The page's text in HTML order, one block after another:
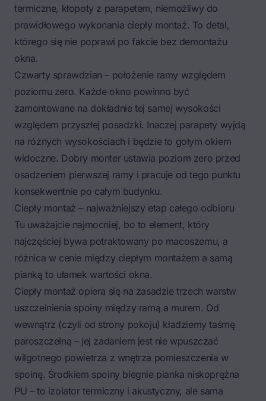
termiczne, kłopoty z parapetem, niemożliwy do
prawidłowego wykonania ciepły montaż. To detal,
którego się nie poprawi po fakcie bez demontażu
okna.
Czwarty sprawdzian – położenie ramy względem
poziomu zero. Każde okno powinno być
zamontowane na dokładnie tej samej wysokości
względem przyszłej posadzki. Inaczej parapety wyjdą
na różnych wysokościach i będzie to gołym okiem
widoczne. Dobry monter ustawia poziom zero przed
osadzeniem pierwszej ramy i pracuje od tego punktu
konsekwentnie po całym budynku.
Ciepły montaż – najważniejszy etap całego odbioru
Tu uważajcie najmocniej, bo to element, który
najczęściej bywa potraktowany po macoszemu, a
różnica w cenie między ciepłym montażem a samą
pianką to ułamek wartości okna.
Ciepły montaż opiera się na zasadzietrzech warstw
uszczelnienia spoiny między ramą a murem. Od
wewnątrz (czyli od strony pokoju) kładziemy taśmę
paroszczelną – jej zadaniem jest nie wpuszczać
wilgotnego powietrza z wnętrza pomieszczenia w
spoinę. Środkiem spoiny biegnie pianka niskoprężna
PU – to izolator termiczny i akustyczny, ale sama